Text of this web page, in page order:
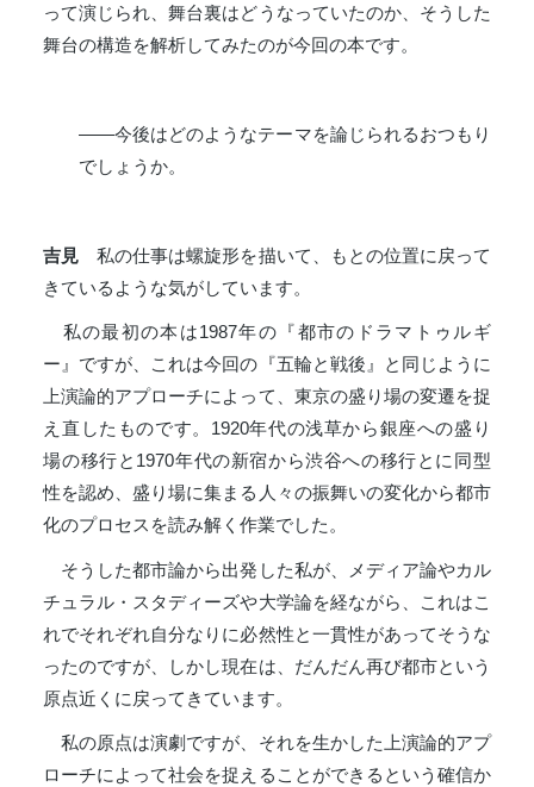
って演じられ、舞台裏はどうなっていたのか、そうした
舞台の構造を解析してみたのが今回の本です。
――今後はどのようなテーマを論じられるおつもり
でしょうか。
吉見 私の仕事は螺旋形を描いて、もとの位置に戻って
きているような気がしています。
私の最初の本は1987年の『都市のドラマトゥルギ
ー』ですが、これは今回の『五輪と戦後』と同じように
上演論的アプローチによって、東京の盛り場の変遷を捉
え直したものです。1920年代の浅草から銀座への盛り
場の移行と1970年代の新宿から渋谷への移行とに同型
性を認め、盛り場に集まる人々の振舞いの変化から都市
化のプロセスを読み解く作業でした。
そうした都市論から出発した私が、メディア論やカル
チュラル・スタディーズや大学論を経ながら、これはこ
れでそれぞれ自分なりに必然性と一貫性があってそうな
ったのですが、しかし現在は、だんだん再び都市という
原点近くに戻ってきています。
私の原点は演劇ですが、それを生かした上演論的アプ
ローチによって社会を捉えることができるという確信か